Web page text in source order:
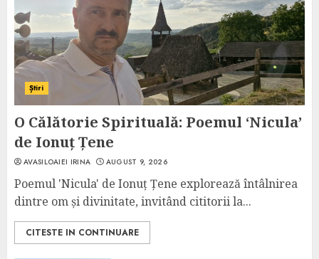
Știri
O Călătorie Spirituală: Poemul ‘Nicula’
de Ionuț Țene
AVASILOAIEI IRINA AUGUST 9, 2026
Poemul 'Nicula' de Ionuț Țene explorează întâlnirea
dintre om și divinitate, invitând cititorii la...
CITESTE IN CONTINUARE